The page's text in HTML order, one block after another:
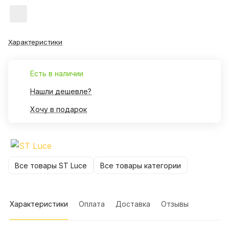
Характеристики
Есть в наличии
Нашли дешевле?
Хочу в подарок
Все товары ST Luce Все товары категории
Характеристики Оплата Доставка Отзывы